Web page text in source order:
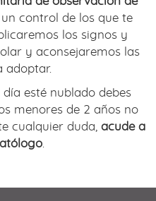
control de los que te
los signos y
y aconsejaremos las
adoptar.
esté nublado debes
menores de 2 años no
cualquier duda, acude a
.